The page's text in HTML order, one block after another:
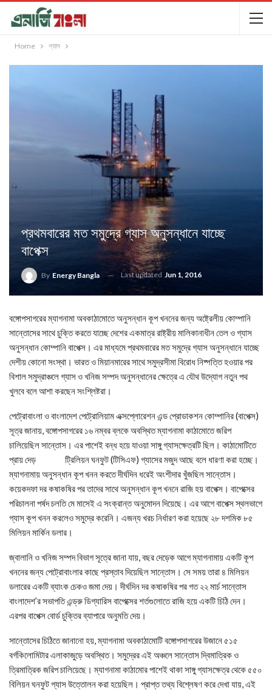
Home গ্যাস
প্রথমবারের মত সমুদ্রে গ্যাস অনুসন্ধানে যাচ্ছে
বাপেক্স
By Energy Bangla Last updated Jun 1, 2016
বঙ্গোপসাগরের ম্যাগনামা অবকাঠামোতে অনুসন্ধান কূপ খননের জন্য অষ্ট্রেলীয় কোম্পানি
সান্তোসের সাথে চুক্তি করতে যাচ্ছে দেশের একমাত্র রাষ্ট্রীয় মালিকানাধীন তেল ও গ্যাস
অনুসন্ধান কোম্পানি বাপেক্স। এর মাধ্যমে প্রথমবারের মত সমুদ্রে গ্যাস অনুসন্ধানে যাচ্ছে
দেশীয় কোনো সংস্থা। ভারত ও মিয়ানমারের সাথে সমুদ্রসীমা বিরোধ নিষ্পত্তি হওয়ার পর
বিশাল সমুদ্রাঞ্চলে গ্যাস ও খনিজ সম্পদ অনুসন্ধানের ক্ষেত্রে এ যৌথ উদ্যোগ নতুন পথ
খুলবে বলে আশা করছেন সংশ্লিষ্টরা।
পেট্রোবাংলা ও বাংলাদেশ পেট্রোলিয়াম এক্সপ্লোরেশন এন্ড প্রোডাকশন কোম্পানির (বাপেক্স)
সূত্র জানায়, বঙ্গোপসাগরের ১৬ নম্বর ব্লকে অবস্থিত ম্যাগনামা কাঠামোতে জরিপ
চালিয়েছিল সান্তোস। এর পাশেই বন্ধ হয়ে যাওয়া সাঙ্গু গ্যাসক্ষেত্রটি ছিল। কাঠামোটিতে
প্রায় দেড় ট্রিলিয়ন ঘনফুট (টিসিএফ) গ্যাসের মজুদ আছে বলে ধারণা করা হচ্ছে।
ম্যাগনামায় অনুসন্ধান কূপ খনন করতে দীর্ঘদিন ধরেই অংশীদার খুঁজছিল সান্তোস।
কয়েকদফা দর কষাকষির পর তাদের সাথে অনুসন্ধান কূপ খননে রাজি হয় বাপেক্স। বাপেক্সের
পরিচালনা পর্ষদ চলতি মে মাসেই এ সংক্রান্ত অনুমোদন দিয়েছে। এর আগে বাপেক্স স্থলভাগে
গ্যাস কূপ খনন করলেও সমুদ্রে করেনি। এজন্য খরচ নির্ধারণ করা হয়েছে ২৮ দশমিক ৮৫
মিলিয়ন মার্কিন ডলার।
জ্বালানি ও খনিজ সম্পদ বিভাগ সূত্রে জানা যায়, বছর দেড়েক আগে ম্যাগনামায় একটি কূপ
খননের জন্য পেট্রোবাংলার কাছে প্রস্তাব দিয়েছিল সান্তোস। সে সময় তারা ৪ মিলিয়ন
ডলারের একটি ব্যাংক চেকও জমা দেয়। দীর্ঘদিন দর কষাকষির পর গত ২২ মার্চ সান্তোস
বাংলাদেশ’র সভাপতি এন্ড্রু ডিগ্যারিস বাপেক্সের শর্তগুলোতে রাজি হয়ে একটি চিঠি দেন।
এরপর বাপেক্স বোর্ড চুক্তির ব্যাপারে অনুমতি দেয়।
সান্তোসের চিঠিতে জানানো হয়, ম্যাগনামা অবকাঠামোটি বঙ্গোপসাগরের উজানে ৫১৫
বর্গকিলোমিটার এলাকাজুড়ে অবস্থিত। সমুদ্রের এই অঞ্চলে সান্তোস দ্বিমাত্রিক ও
ত্রিমাত্রিক জরিপ চালিয়েছে। ম্যাগনামা কাঠামোর পাশেই থাকা সাঙ্গু গ্যাসক্ষেত্র থেকে ৫৫০
বিলিয়ন ঘনফুট গ্যাস উত্তোলন করা হয়েছিল। প্রাপ্ত তথ্য বিশ্লেষণ করে দেখা যায়, এই